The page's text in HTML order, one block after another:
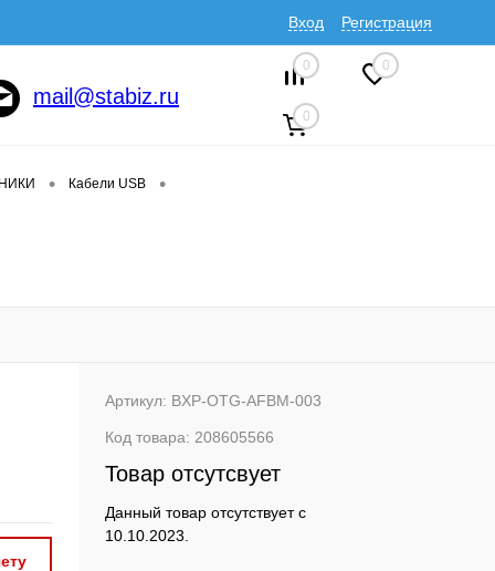
Вход Регистрация
mail@stabiz.ru
0 0
0
• Кабели USB •
Артикул: BXP-OTG-AFBM-003
Код товара: 208605566
Товар отсутсвует
Данный товар отсутствует с
10.10.2023.